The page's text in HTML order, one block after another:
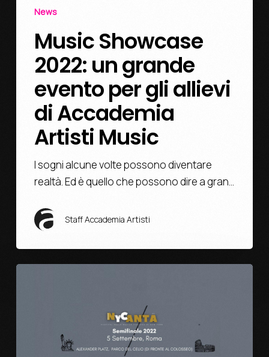
News
Music Showcase
2022: un grande
evento per gli allievi
di Accademia
Artisti Music
I sogni alcune volte possono diventare
realtà. Ed è quello che possono dire a gran…
Staff Accademia Artisti